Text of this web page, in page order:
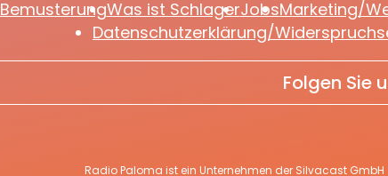
BemusterungWas ist SchlagerJobsMarketing/
Datenschutzerklärung/
Folgen Sie
Radio Paloma ist ein Unternehmen der Silvacast GmbH